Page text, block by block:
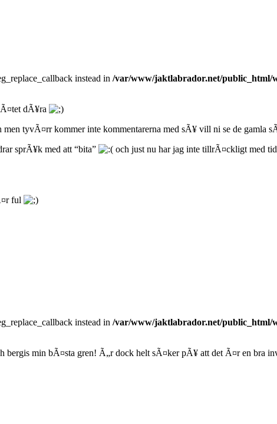
instead in /var/www/jaktlabrador.net/public_html/
dÃ¥ra
tyvÃ¤rr kommer inte kommentarerna med sÃ¥ vill ni se de gamla
sprÃ¥k med att “bita”
och just nu har jag inte tillrÃ¤ckligt med
ful
instead in /var/www/jaktlabrador.net/public_html/
bergis min bÃ¤sta gren! Ã„r dock helt sÃ¤ker pÃ¥ att det Ã¤r en bra